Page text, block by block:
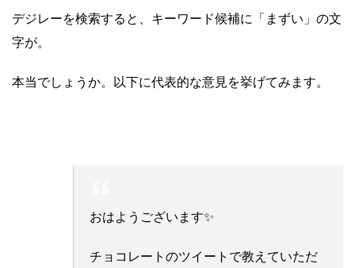
デジレーを検索すると、キーワード候補に「まずい」の文
字が。
本当でしょうか。以下に代表的な意見を挙げてみます。
おはようございます✨
チョコレートのツイートで教えていただ